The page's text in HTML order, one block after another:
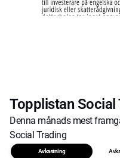
Topplistan Social
Denna månads mest
Social Trading
Avkastning